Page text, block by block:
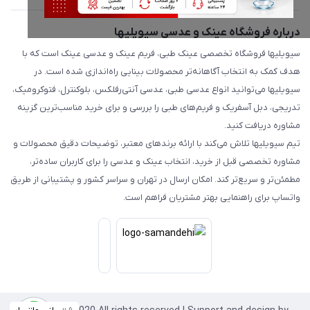
درباره فروشگاه عینک و عدسی سیویلیها
سیویلیها فروشگاه تخصصی عینک طبی، فریم عینک و عدسی عینک است که با
هدف کمک به انتخاب آگاهانه‌تر محصولات بینایی راه‌اندازی شده است. در
سیویلیها می‌توانید انواع عدسی طبی، عدسی آنتی‌رفلکس، بلوکنترل، فتوکرومیک،
تدریجی، دبل آسفریک و فریم‌های طبی را بررسی و برای خرید مناسب‌ترین گزینه
مشاوره دریافت کنید.
تیم سیویلیها تلاش می‌کند با ارائه برندهای معتبر، توضیحات دقیق محصولات و
مشاوره تخصصی قبل از خرید، انتخاب عینک و عدسی را برای کاربران ساده‌تر،
مطمئن‌تر و سریع‌تر کند. امکان ارسال در تهران و سراسر کشور و پشتیبانی از طریق
واتساپ برای راهنمایی بهتر مشتریان فراهم است.